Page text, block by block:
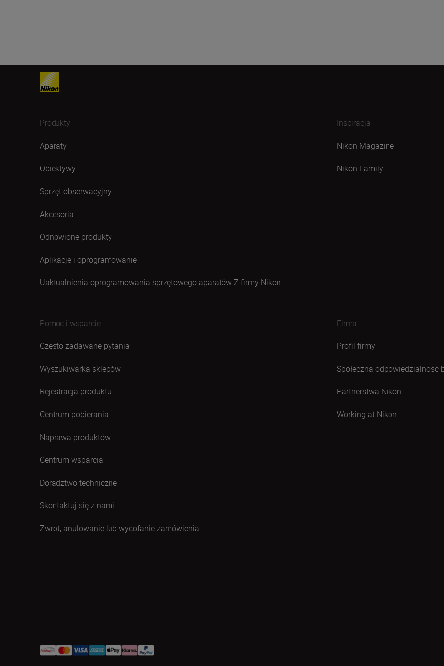
Produkty
Aparaty
Obiektywy
Sprzęt obserwacyjny
Akcesoria
Odnowione produkty
Aplikacje i oprogramowanie
Uaktualnienia oprogramowania sprzętowego aparatów Z firmy Nikon
Inspiracja
Nikon Magazine
Nikon Family
Pomoc i wsparcie
Często zadawane pytania
Wyszukiwarka sklepów
Rejestracja produktu
Centrum pobierania
Naprawa produktów
Centrum wsparcia
Doradztwo techniczne
Skontaktuj się z nami
Zwrot, anulowanie lub wycofanie zamówienia
Firma
Profil firmy
Społeczna odpowiedzialność
Partnerstwa Nikon
Working at Nikon